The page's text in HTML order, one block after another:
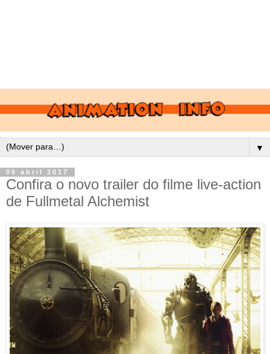
▼
06 abril 2017
Confira o novo trailer do filme live-action
de Fullmetal Alchemist